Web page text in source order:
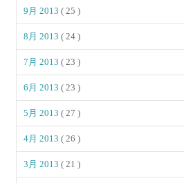
9月 2013( 25 )
8月 2013( 24 )
7月 2013( 23 )
6月 2013( 23 )
5月 2013( 27 )
4月 2013( 26 )
3月 2013( 21 )